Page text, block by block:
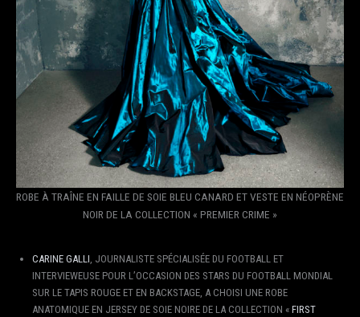
ROBE À TRAÎNE EN FAILLE DE SOIE BLEU CANARD ET VESTE EN NÉOPRÈNE
NOIR DE LA COLLECTION « PREMIER CRIME »
CARINE GALLI, JOURNALISTE SPÉCIALISÉE DU FOOTBALL ET
INTERVIEWEUSE POUR L’OCCASION DES STARS DU FOOTBALL MONDIAL
SUR LE TAPIS ROUGE ET EN BACKSTAGE, A CHOISI UNE ROBE
ANATOMIQUE EN JERSEY DE SOIE NOIRE DE LA COLLECTION « FIRST